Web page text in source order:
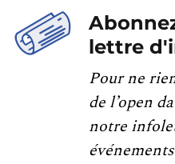
lettre
Pour ne
de l’open
notre